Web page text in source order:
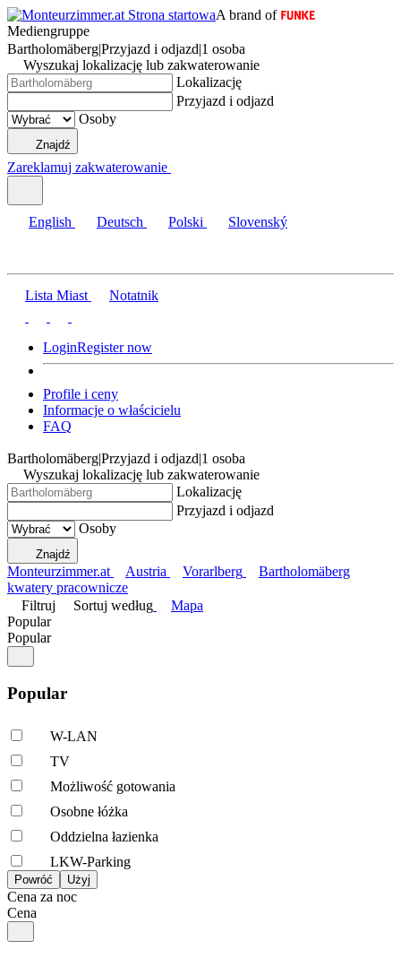
A brand of
Mediengruppe
Bartholomäberg|Przyjazd i odjazd|1 osoba
Wyszukaj lokalizację lub zakwaterowanie
Lokalizację
Przyjazd i odjazd
Osoby
Znajdź
Zareklamuj zakwaterowanie
English Deutsch Polski Slovenský
Lista Miast Notatnik
LoginRegister now
Profile i ceny
Informacje o właścicielu
FAQ
Bartholomäberg|Przyjazd i odjazd|1 osoba
Wyszukaj lokalizację lub zakwaterowanie
Lokalizację
Przyjazd i odjazd
Osoby
Znajdź
Monteurzimmer.at Austria Vorarlberg
Bartholomäberg
kwatery pracownicze
Filtruj
Sortuj według
Mapa
Popular
Popular
Popular
W-LAN
TV
Możliwość gotowania
Osobne łóżka
Oddzielna łazienka
LKW-Parking
Cena za noc
Cena